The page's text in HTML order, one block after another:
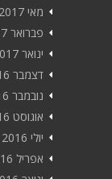
מאי 2017
פברואר 2017
ינואר 2017
דצמבר 2016
נובמבר 2016
אוגוסט 2016
יולי 2016
אפריל 2016